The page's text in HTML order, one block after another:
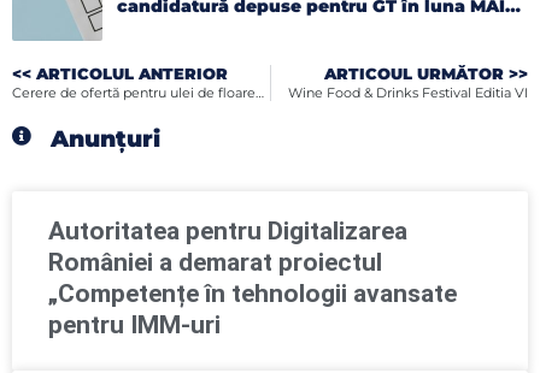
candidatură depuse pentru GT în luna MAI
<< ARTICOLUL ANTERIOR
Cerere de ofertă pentru ulei de floarea soarelui
ARTICOUL URMĂTOR >>
Wine Food & Drinks Festival Editia VI
Anunțuri
Autoritatea pentru Digitalizarea
României a demarat proiectul
„Competențe în tehnologii avansate
pentru IMM-uri